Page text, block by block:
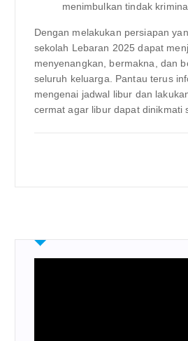
menimbulkan tindak
Dengan melakukan persiapan
sekolah Lebaran 2025 dapat
menyenangkan, bermakna, dan
seluruh keluarga. Pantau terus
mengenai jadwal libur dan
cermat agar libur dapat dinikmati